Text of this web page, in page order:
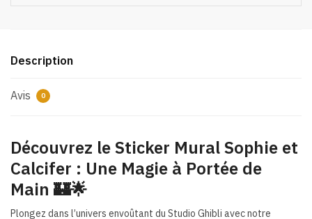
Description
Avis 0
Découvrez le Sticker Mural Sophie et
Calcifer : Une Magie à Portée de
Main 🏰🌟
Plongez dans l’univers envoûtant du Studio Ghibli avec notre